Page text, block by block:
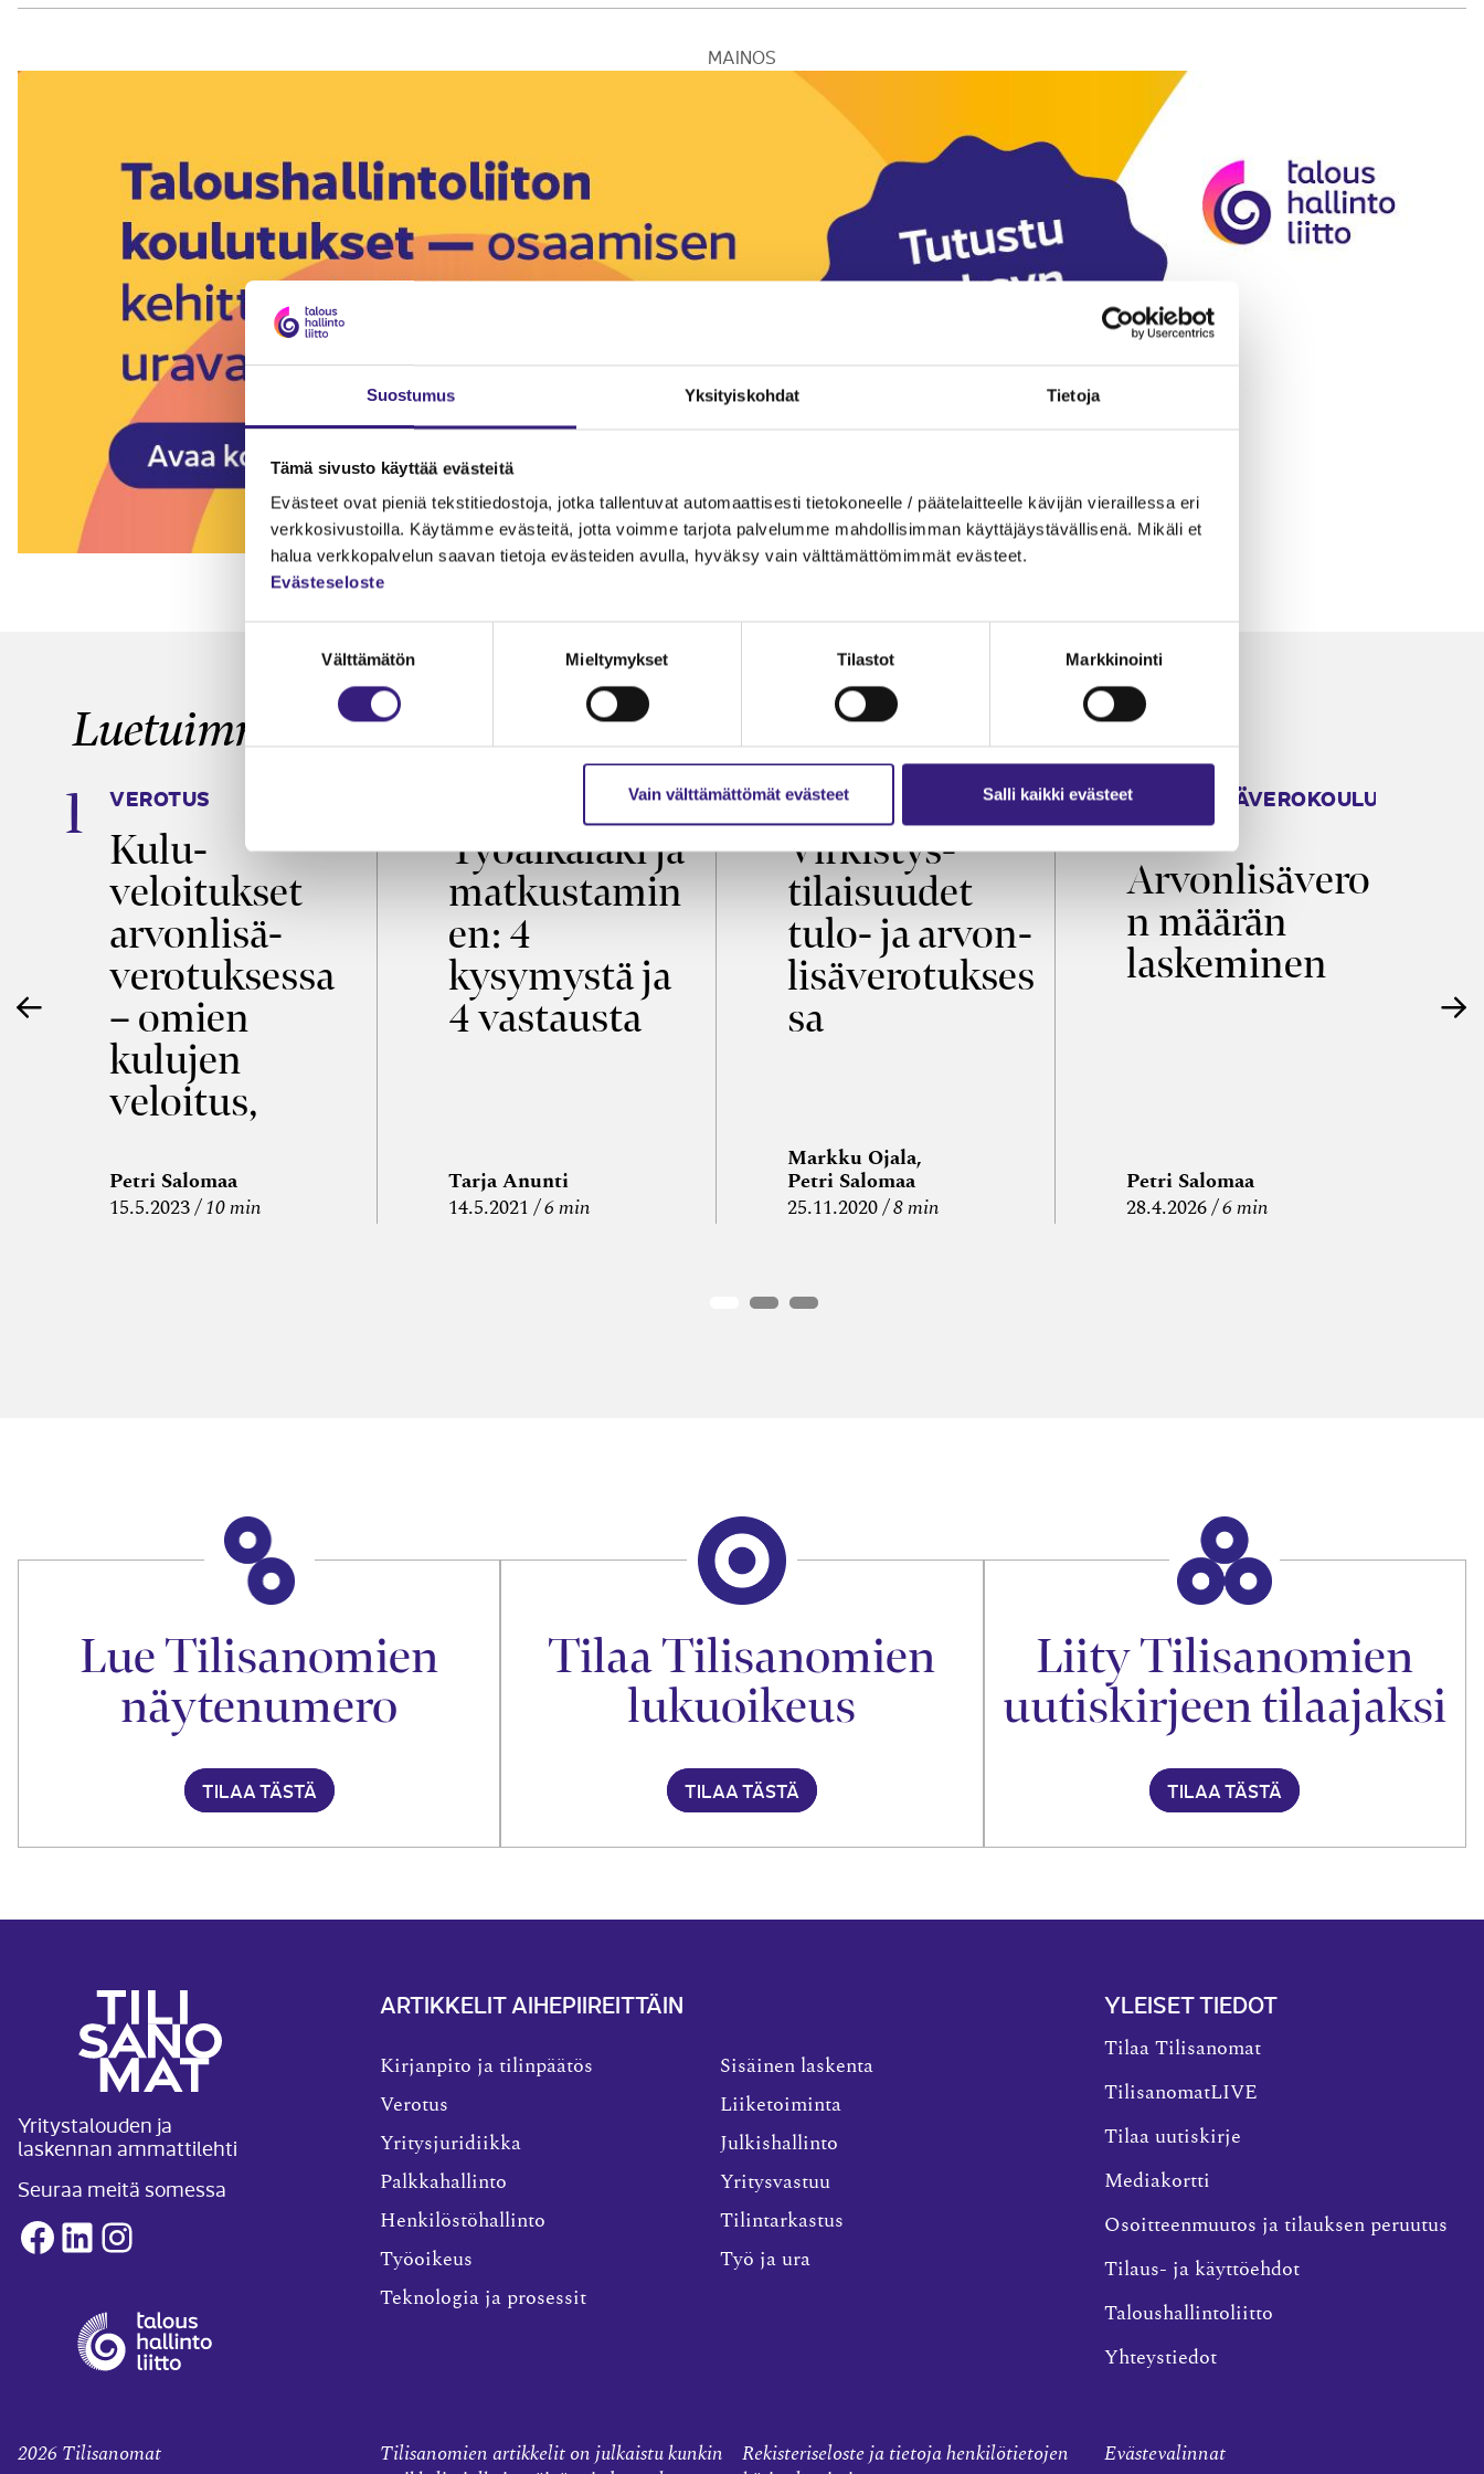
Suostumus Yksityiskohdat Tietoja
Tämä sivusto käyttää evästeitä
Evästeet ovat pieniä tekstitiedostoja, jotka tallentuvat automaattisesti tietokoneelle / päätelaitteelle kävijän vieraillessa eri
verkkosivustoilla. Käytämme evästeitä, jotta voimme tarjota palvelumme mahdollisimman käyttäjäystävällisenä. Mikäli et
halua verkkopalvelun saavan tietoja evästeiden avulla, hyväksy vain välttämättömimmät evästeet.
Evästeseloste
Välttämätön Mieltymykset Tilastot Markkinointi
Vain välttämättömät evästeet Salli kaikki evästeet
MAINOS
Luetuimmat
VEROTUS
Kulu­
veloitukset
arvon­lisä­
verotuksessa
– omien
kulujen
veloitus,
edelleen­
veloitus ja
Petri Salomaa
15.5.2023 10 min
Työaikalaki ja
matkustamin
en: 4
kysymystä ja
4 vastausta
Tarja Anunti
14.5.2021
6 min
VEROTUS
Virkistys­
tilaisuudet
tulo- ja arvon­
lisäverotukses
sa
Markku Ojala,
Petri Salomaa
25.11.2020 8 min
ARVONLISÄVEROKOULU
2026
Arvonlisävero
n määrän
laskeminen
Petri Salomaa
28.4.2026 6 min
Lue Tilisanomien
näytenumero
TILAA TÄSTÄ
Tilaa Tilisanomien
lukuoikeus
TILAA TÄSTÄ
Liity Tilisanomien
uutiskirjeen tilaajaksi
TILAA TÄSTÄ
Yritystalouden ja
laskennan ammattilehti
Seuraa meitä somessa
Facebook
LinkedInInstagram
ARTIKKELIT AIHEPIIREITTÄIN
Kirjanpito ja tilinpäätös
Verotus
Yritysjuridiikka
Palkkahallinto
Henkilöstöhallinto
Työoikeus
Teknologia ja prosessit
Sisäinen laskenta
Liiketoiminta
Julkishallinto
Yritysvastuu
Tilintarkastus
Työ ja ura
YLEISET TIEDOT
Tilaa Tilisanomat
TilisanomatLIVE
Tilaa uutiskirje
Mediakortti
Osoitteenmuutos ja tilauksen peruutus
Tilaus- ja käyttöehdot
Taloushallintoliitto
Yhteystiedot
2026 Tilisanomat
Tilisanomien artikkelit on julkaistu kunkin
Rekisteriseloste ja tietoja henkilötietojen
Evästevalinnat